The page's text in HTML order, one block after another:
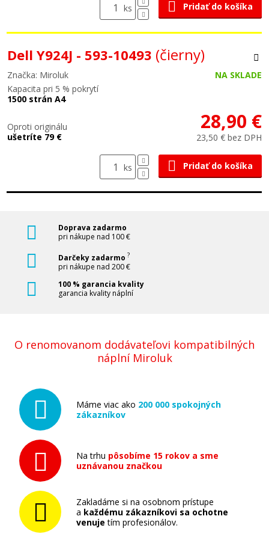
ks Pridať do košíka
Dell Y924J - 593-10493 (čierny)
Značka: Miroluk
NA SKLADE
Kapacita pri 5 % pokrytí
1500 strán A4
Oproti originálu
ušetríte 79 €
28,90 €
23,50 € bez DPH
ks Pridať do košíka
Doprava zadarmo
pri nákupe nad 100 €
Darčeky zadarmo ?
pri nákupe nad 200 €
100 % garancia kvality
garancia kvality náplní
O renomovanom dodávateľovi kompatibilných
náplní Miroluk
Máme viac ako 200 000 spokojných
zákazníkov
Na trhu pôsobíme 15 rokov a sme
uznávanou značkou
Zakladáme si na osobnom prístupe
a každému zákazníkovi sa ochotne
venuje tím profesionálov.